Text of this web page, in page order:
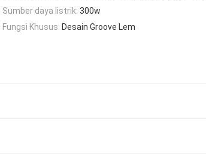
Sumber daya listrik: 300w
Fungsi Khusus: Desain Groove Lem